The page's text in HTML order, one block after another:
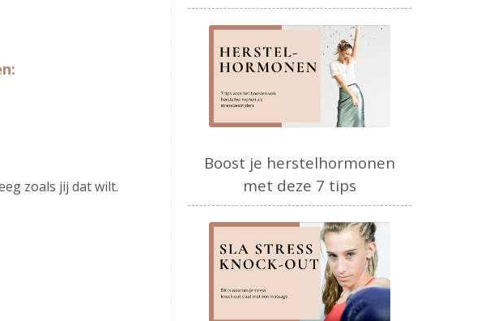
zoals jij dat wilt.
Boost je herstelhormonen
met deze 7 tips